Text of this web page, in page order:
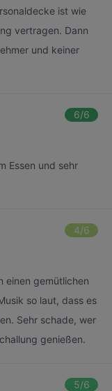
ist wie
vertragen. Dann
und keiner
6/6
Essen und sehr
4/6
einen gemütlichen
so laut, dass es
Sehr schade, wer
genießen.
5/6